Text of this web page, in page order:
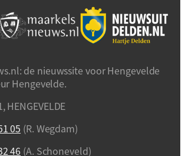
de nieuwssite voor Hengevelde
Hengevelde.
HENGEVELDE
05 (R. Wegdam)
46 (A. Schoneveld)